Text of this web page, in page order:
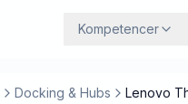
Kompetencer
Docking & Hubs Lenovo